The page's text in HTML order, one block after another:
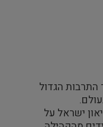
התרבות הגדול
נשען מוזיאון ישראל על